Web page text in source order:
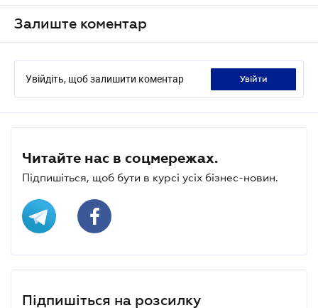
Залиште коментар
Увійдіть, щоб залишити коментар увійти
Читайте нас в соцмережах.
Підпишіться, щоб бути в курсі усіх бізнес-новин.
Підпишіться на розсилку